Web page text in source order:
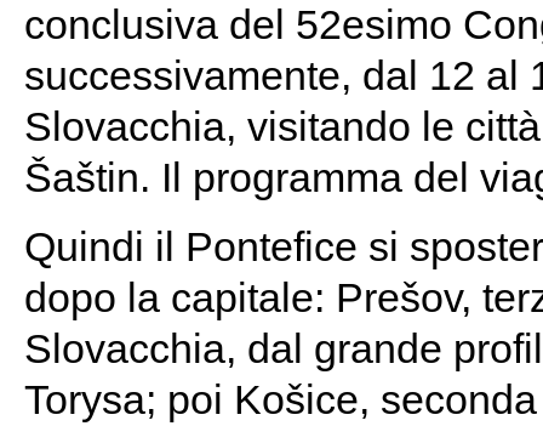
conclusiva del 52esimo
successivamente, dal 12 al
Slovacchia, visitando le
Šaštin. Il programma del
Quindi il Pontefice si
dopo la capitale: Prešov,
Slovacchia, dal grande
Torysa; poi Košice,